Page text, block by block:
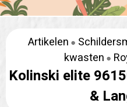
Artikelen
kwasten
Kolinski elite
&